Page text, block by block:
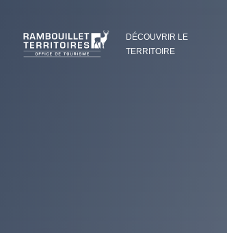
DÉCOUVRIR LE
TERRITOIRE